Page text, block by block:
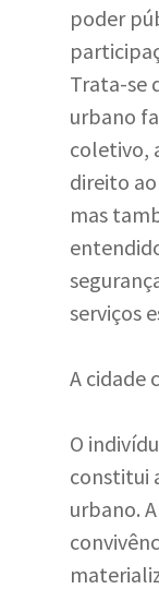
poder
Trata-se
urbano
coletivo,
direito
mas
serviços
A cidade
O
constitui
urbano.